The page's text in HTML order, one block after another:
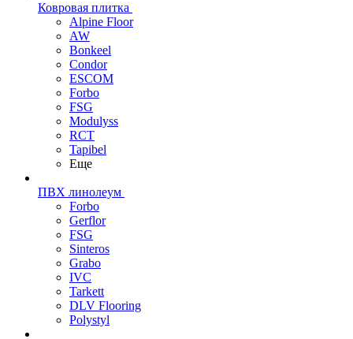
Ковровая плитка
Alpine Floor
AW
Bonkeel
Condor
ESCOM
Forbo
FSG
Modulyss
RCT
Tapibel
Еще
ПВХ линолеум
Forbo
Gerflor
FSG
Sinteros
Grabo
IVC
Tarkett
DLV Flooring
Polystyl